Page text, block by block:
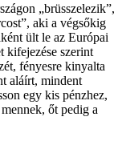
„brüsszelezik”,
aki a végsőkig
ült le az Európai
kifejezése szerint
fényesre kinyalta
aláírt, mindent
egy kis pénzhez,
őt pedig a